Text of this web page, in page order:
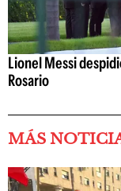
Lionel Messi
Rosario
MÁS